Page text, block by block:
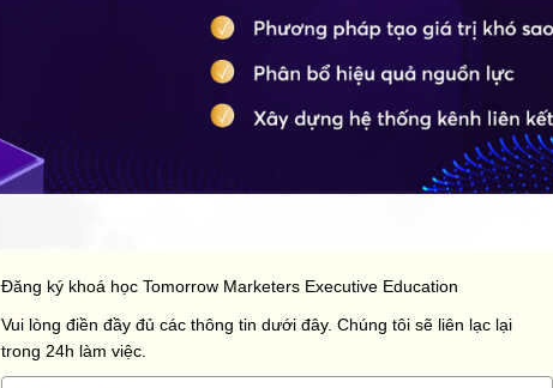
Đăng ký khoá học Tomorrow Marketers Executive Education
Vui lòng điền đầy đủ các thông tin dưới đây. Chúng tôi sẽ liên lạc lại
trong 24h làm việc.